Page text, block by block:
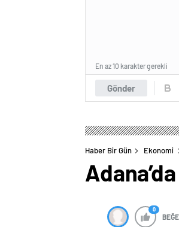
Gönder
En az 10 karakter gerekli
Haber Bir Gün Ekonomi
0